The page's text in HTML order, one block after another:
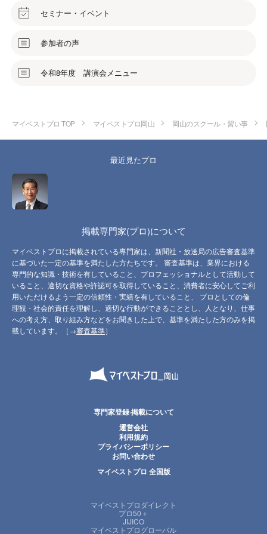
セミナー・イベント
参加者の声
令和8年度 講演会メニュー
マイベストプロ TOP マイベストプロ岡山 岡山のスクール・習い事
最近見たプロ
掲載専門家(プロ)について
マイベストプロに掲載されている専門家は、新聞社・放送局の広告審査基準
に基づいた一定の基準を満たした方たちです。 審査基準は、業界における
専門的な知識・技術を有していること、プロフェッショナルとして活動して
いること、適切な資格や許認可を取得していること、消費者に安心してご利
用いただけるよう一定の信頼性・実績を有していること、 プロとしての倫
理観・社会的責任を理解し、適切な行動ができることとし、人となり、仕事
への考え方、取り組み方などをお聞きした上で、基準を満たした方のみを掲
載しています。［→審査基準］
専門家登録·掲載について
運営会社
利用規約
プライバシーポリシー
お問い合わせ
マイベストプロ 全国版
マイベストプロダイレクト
プロ50＋
JIJICO
マイベストプログローバル